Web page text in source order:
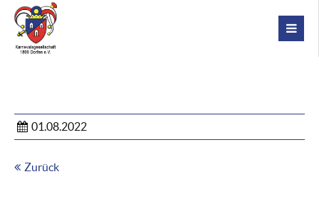
01.08.2022
Zurück